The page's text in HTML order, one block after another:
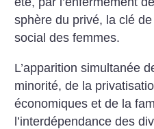
sphère du privé, la clé
social des femmes.
L’apparition simultanée
minorité, de la
économiques et de la
l’interdépendance des